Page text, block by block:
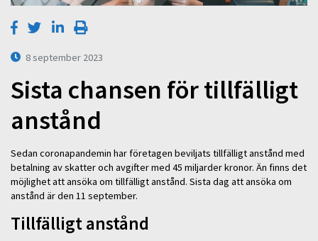
8 september 2023
Sista chansen för tillfälligt
anstånd
Sedan coronapandemin har företagen beviljats tillfälligt anstånd med
betalning av skatter och avgifter med 45 miljarder kronor. Än finns det
möjlighet att ansöka om tillfälligt anstånd. Sista dag att ansöka om
anstånd är den 11 september.
Tillfälligt anstånd